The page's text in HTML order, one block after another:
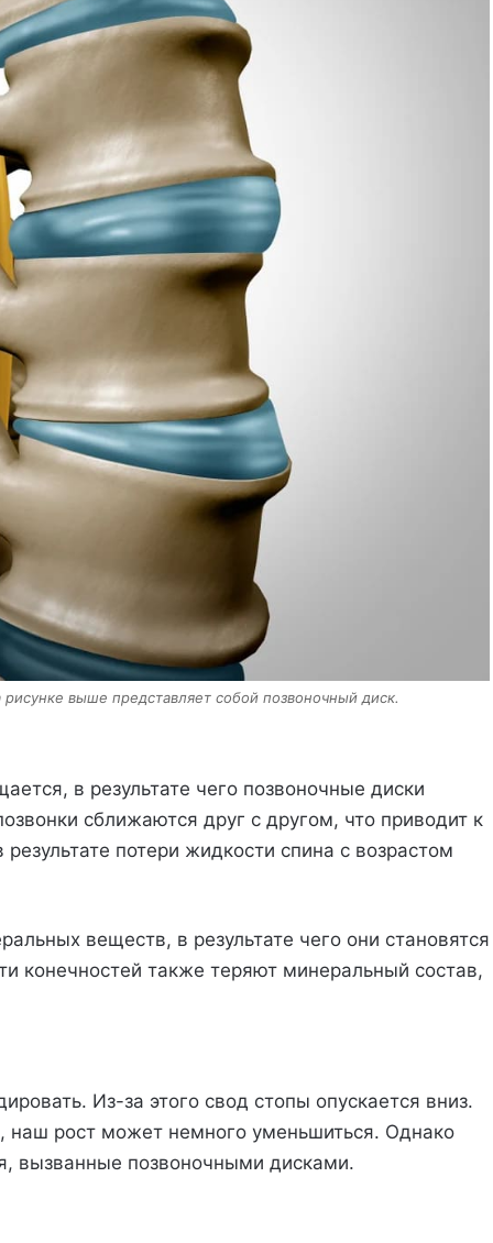
выше представляет собой позвоночный диск.
в результате чего позвоночные диски
сближаются друг с другом, что приводит к
потери жидкости спина с возрастом
веществ, в результате чего они становятся
конечностей также теряют минеральный состав,
Из-за этого свод стопы опускается вниз.
наш рост может немного уменьшиться. Однако
вызванные позвоночными дисками.